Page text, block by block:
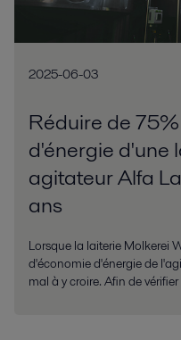
2025-06-03
Réduire de
d'énergie d'une
agitateur Alfa
ans
Lorsque la laiterie Molkerei
d'économie d'énergie de
mal à y croire. Afin de